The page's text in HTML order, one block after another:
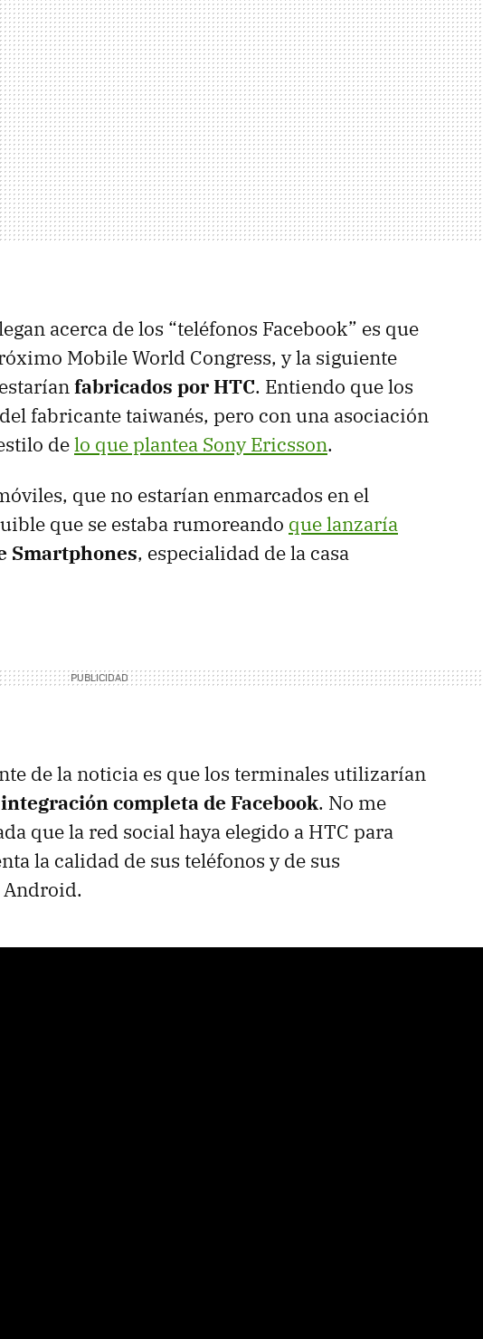
acerca de los “teléfonos Facebook” es que
Mobile World Congress, y la siguiente
fabricados por HTC. Entiendo que los
fabricante taiwanés, pero con una asociación
delo que plantea Sony Ericsson.
que no estarían enmarcados en el
que se estaba rumoreando que lanzaría
Smartphones, especialidad de la casa
de la noticia es que los terminales utilizarían
completa de Facebook. No me
que la red social haya elegido a HTC para
la calidad de sus teléfonos y de sus
Android.